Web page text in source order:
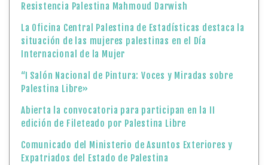
Resistencia Palestina Mahmoud Darwish
La Oficina Central Palestina de Estadísticas destaca la
situación de las mujeres palestinas en el Día
Internacional de la Mujer
“I Salón Nacional de Pintura: Voces y Miradas sobre
Palestina Libre»
Abierta la convocatoria para participan en la II
edición de Fileteado por Palestina Libre
Comunicado del Ministerio de Asuntos Exteriores y
Expatriados del Estado de Palestina